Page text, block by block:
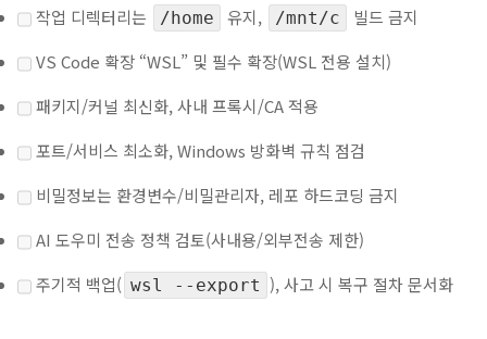
작업 디렉터리는
/home 유지, /mnt/c
빌드 금지
VS Code 확장 “WSL” 및 필수 확장(WSL 전용 설치)
패키지/커널 최신화, 사내 프록시/CA 적용
포트/서비스 최소화, Windows 방화벽 규칙 점검
비밀정보는 환경변수/비밀관리자, 레포 하드코딩 금지
AI 도우미 전송 정책 검토(사내용/외부전송 제한)
주기적 백업( wsl --export ), 사고 시 복구 절차 문서화